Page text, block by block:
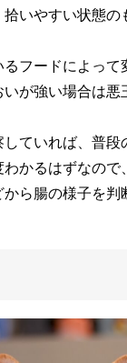
いやすい状態の
フードによって
が強い場合は悪
ていれば、普段
かるはずなので
ら腸の様子を判